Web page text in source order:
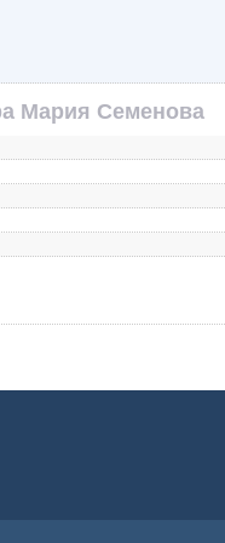
Мария Семенова